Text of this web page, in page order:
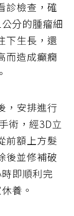
診檢查，確
分的腫瘤細
下生長，還
而造成癲癇
，安排進行
術，經3D立
前額上方髮
後並修補破
即順利完
養。